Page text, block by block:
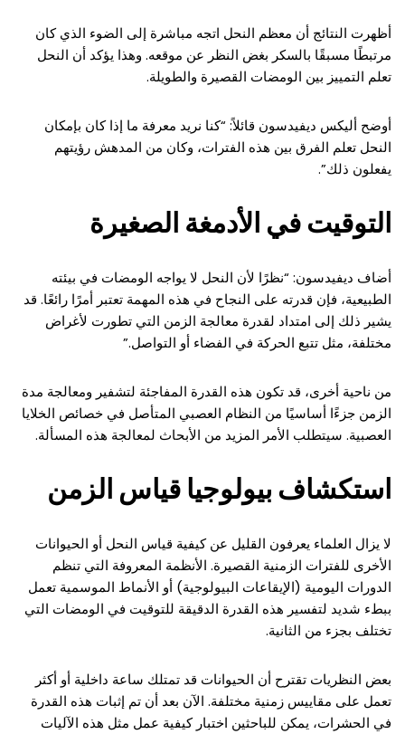
أظهرت النتائج أن معظم النحل اتجه مباشرة إلى الضوء الذي كان
مرتبطًا مسبقًا بالسكر بغض النظر عن موقعه. وهذا يؤكد أن النحل
تعلم التمييز بين الومضات القصيرة والطويلة.
أوضح أليكس ديفيدسون قائلاً: “كنا نريد معرفة ما إذا كان بإمكان
النحل تعلم الفرق بين هذه الفترات، وكان من المدهش رؤيتهم
يفعلون ذلك”.
التوقيت في الأدمغة الصغيرة
أضاف ديفيدسون: “نظرًا لأن النحل لا يواجه الومضات في بيئته
الطبيعية، فإن قدرته على النجاح في هذه المهمة تعتبر أمرًا رائعًا. قد
يشير ذلك إلى امتداد لقدرة معالجة الزمن التي تطورت لأغراض
مختلفة، مثل تتبع الحركة في الفضاء أو التواصل.”
من ناحية أخرى، قد تكون هذه القدرة المفاجئة لتشفير ومعالجة مدة
الزمن جزءًا أساسيًا من النظام العصبي المتأصل في خصائص الخلايا
العصبية. سيتطلب الأمر المزيد من الأبحاث لمعالجة هذه المسألة.
استكشاف بيولوجيا قياس الزمن
لا يزال العلماء يعرفون القليل عن كيفية قياس النحل أو الحيوانات
الأخرى للفترات الزمنية القصيرة. الأنظمة المعروفة التي تنظم
الدورات اليومية (الإيقاعات البيولوجية) أو الأنماط الموسمية تعمل
ببطء شديد لتفسير هذه القدرة الدقيقة للتوقيت في الومضات التي
تختلف بجزء من الثانية.
بعض النظريات تقترح أن الحيوانات قد تمتلك ساعة داخلية أو أكثر
تعمل على مقاييس زمنية مختلفة. الآن بعد أن تم إثبات هذه القدرة
في الحشرات، يمكن للباحثين اختبار كيفية عمل مثل هذه الآليات